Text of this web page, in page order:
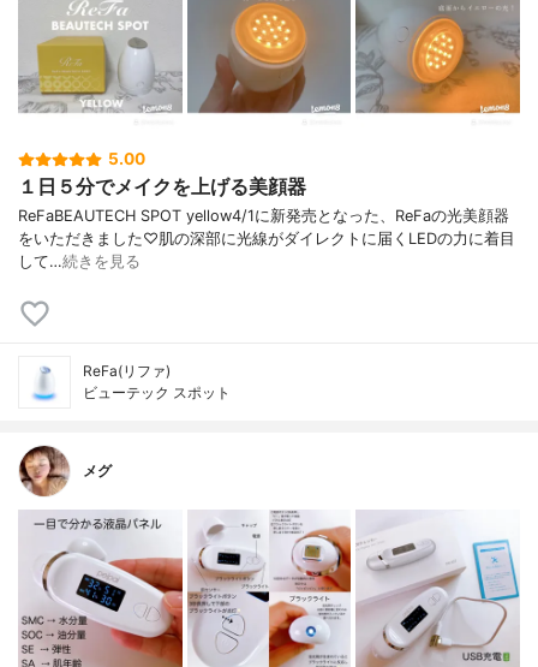
5.00
１日５分でメイクを上げる美顔器
ReFaBEAUTECH SPOT yellow4/1に新発売となった、ReFaの光美顔器
をいただきました♡肌の深部に光線がダイレクトに届くLEDの力に着目
して…続きを見る
ReFa(リファ)
ビューテック スポット
メグ